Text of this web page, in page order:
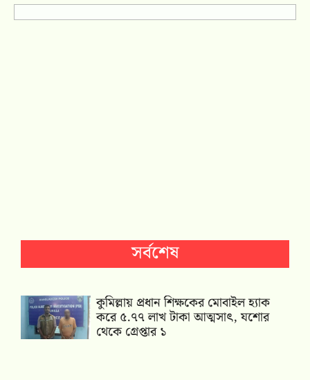
সর্বশেষ
কুমিল্লায় প্রধান শিক্ষকের মোবাইল হ্যাক
করে ৫.৭৭ লাখ টাকা আত্মসাৎ, যশোর
থেকে গ্রেপ্তার ১